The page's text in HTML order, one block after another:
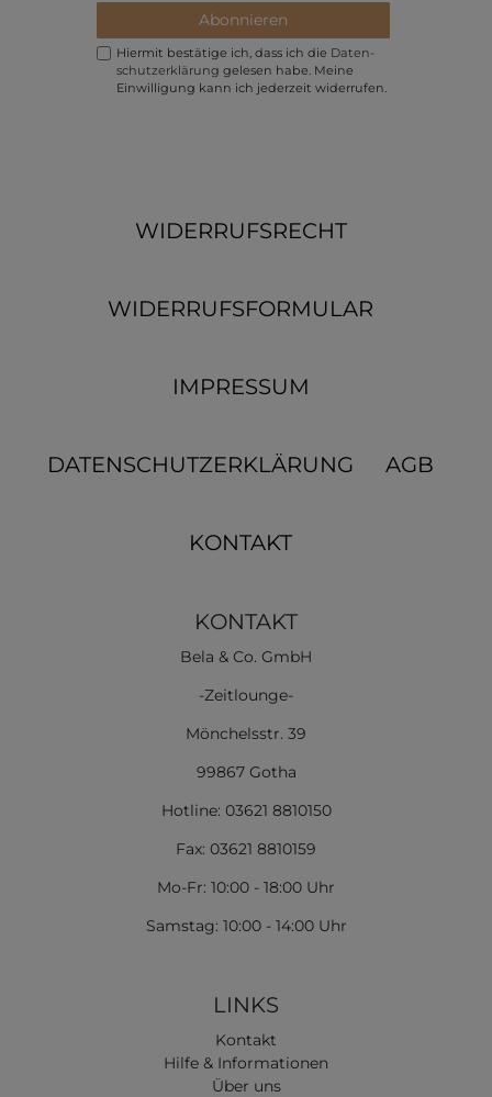
Abonnieren
Hiermit bestätige ich, dass ich die Daten­
schutz­erklärung gelesen habe. Meine
Einwilligung kann ich jederzeit widerrufen.
WIDERRUFSRECHT
WIDERRUFSFORMULAR
IMPRESSUM
DATENSCHUTZERKLÄRUNG AGB
KONTAKT
KONTAKT
Bela & Co. GmbH
-Zeitlounge-
Mönchelsstr. 39
99867 Gotha
Hotline: 03621 8810150
Fax: 03621 8810159
Mo-Fr: 10:00 - 18:00 Uhr
Samstag: 10:00 - 14:00 Uhr
LINKS
Kontakt
Hilfe & Informationen
Über uns